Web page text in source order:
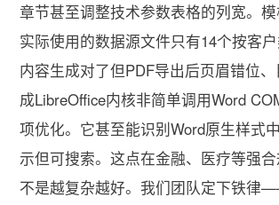
章节甚至调整技术参数表格的列宽。
实际使用的数据源文件只有14个按客
内容生成对了但PDF导出后页眉错位
成LibreOffice内核非简单调用Word
项优化。它甚至能识别Word原生样式
示但可搜索。这点在金融、医疗等强
不是越复杂越好。我们团队定下铁律